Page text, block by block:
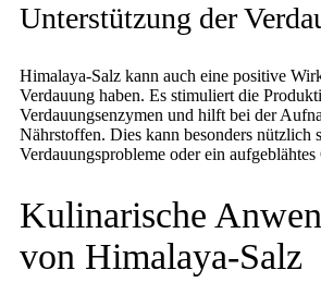
Unterstützung der
Himalaya-Salz kann auch eine positive
Verdauung haben. Es stimuliert die
Verdauungsenzymen und hilft bei der
Nährstoffen. Dies kann besonders nützlich
Verdauungsprobleme oder ein aufgeblähtes
Kulinarische
von Himalaya-Salz